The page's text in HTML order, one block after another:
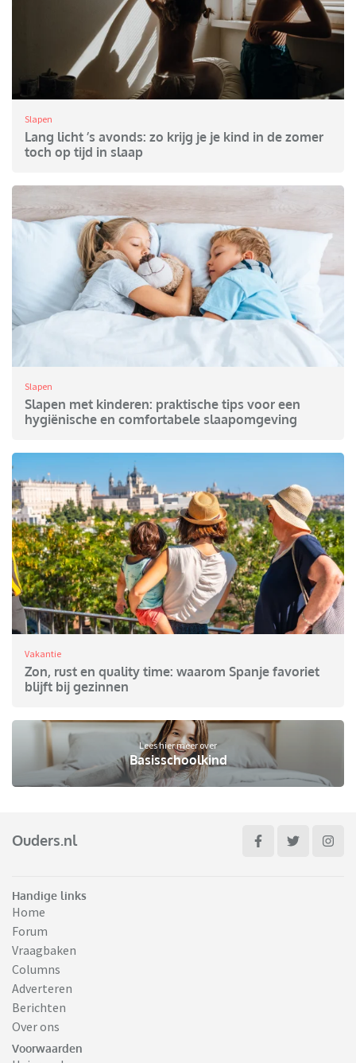
Slapen
Lang licht ’s avonds: zo krijg je je kind in de zomer
toch op tijd in slaap
Slapen
Slapen met kinderen: praktische tips voor een
hygiënische en comfortabele slaapomgeving
Vakantie
Zon, rust en quality time: waarom Spanje favoriet
blijft bij gezinnen
Lees hier meer over
Basisschoolkind
Ouders.nl
Handige links
Home
Forum
Vraagbaken
Columns
Adverteren
Berichten
Over ons
Voorwaarden